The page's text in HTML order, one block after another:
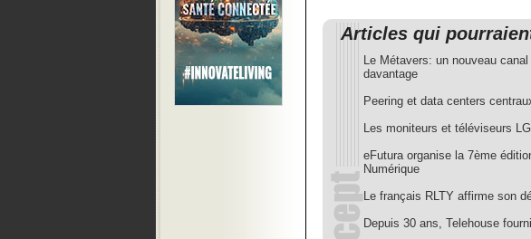
Articles qui
Le Métavers: un nouveau
davantage
Peering et data centers
Les moniteurs et téléviseurs
eFutura organise la 7ème
Numérique
Le français RLTY affirme son
Depuis 30 ans, Telehouse